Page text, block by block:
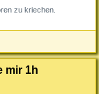
zu kriechen.
mir 1h